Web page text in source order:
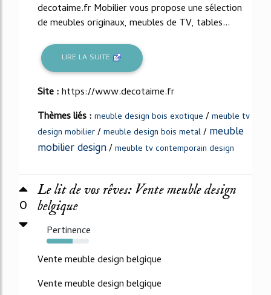
decotaime.fr Mobilier vous propose une sélection
de meubles originaux, meubles de TV, tables...
LIRE LA SUITE
Site :https://www.decotaime.fr
Thèmes liés : meuble design bois exotique /meuble tv
design mobilier/meuble design bois metal/meuble
mobilier design/meuble tv contemporain design
0
Le lit de vos rêves: Vente meuble design
belgique
Pertinence
62%
Vente meuble design belgique
Vente meuble design belgique